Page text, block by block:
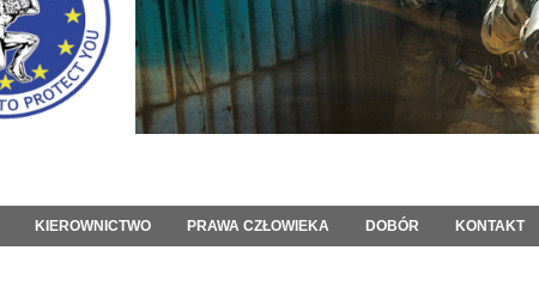
KIEROWNICTWO PRAWA CZŁOWIEKA DOBÓR KONTAKT